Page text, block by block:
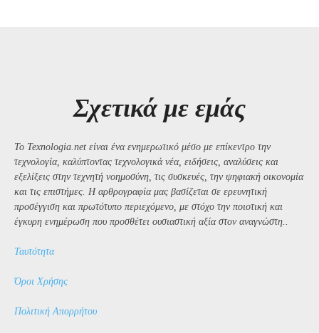
Σχετικά με εμάς
Το Texnologia.net είναι ένα ενημερωτικό μέσο με επίκεντρο την
τεχνολογία, καλύπτοντας τεχνολογικά νέα, ειδήσεις, αναλύσεις και
εξελίξεις στην τεχνητή νοημοσύνη, τις συσκευές, την ψηφιακή οικονομία
και τις επιστήμες. Η αρθρογραφία μας βασίζεται σε ερευνητική
προσέγγιση και πρωτότυπο περιεχόμενο, με στόχο την ποιοτική και
έγκυρη ενημέρωση που προσθέτει ουσιαστική αξία στον αναγνώστη..
Ταυτότητα
Όροι Χρήσης
Πολιτική Απορρήτου